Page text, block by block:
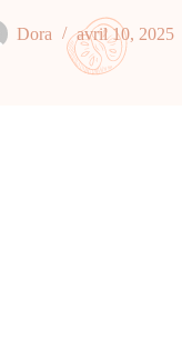
Dora avril 10, 2025